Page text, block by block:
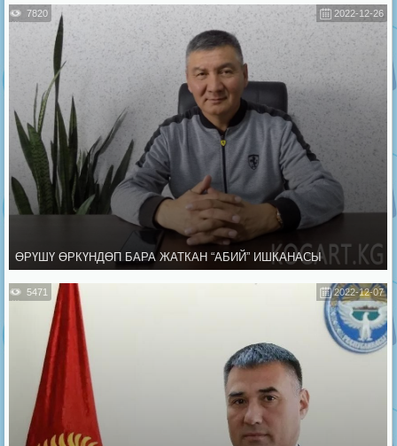
2022-12-26
7820
ӨРҮШҮ ӨРКҮНДӨП БАРА ЖАТКАН “АБИЙ” ИШКАНАСЫ
2022-12-07
5471